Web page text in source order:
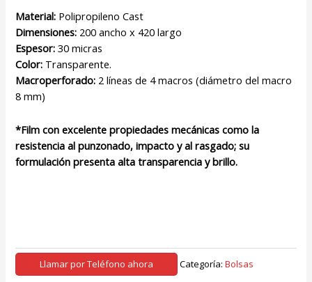
Material: Polipropileno Cast
Dimensiones: 200 ancho x 420 largo
Espesor: 30 micras
Color: Transparente.
Macroperforado: 2 líneas de 4 macros (diámetro del macro
8 mm)
*Film con excelente propiedades mecánicas como la
resistencia al punzonado, impacto y al rasgado; su
formulación presenta alta transparencia y brillo.
Llamar por Teléfono ahora Categoría:Bolsas